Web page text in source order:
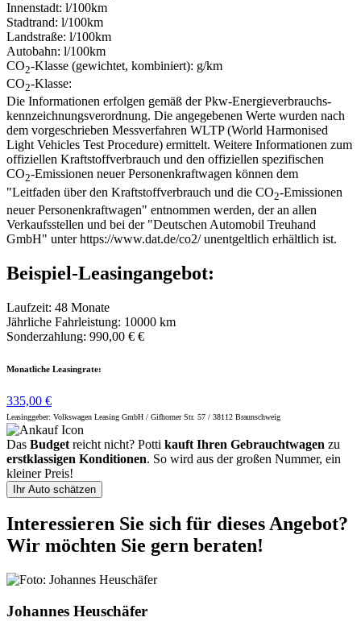
Innenstadt: l/100km
Stadtrand: l/100km
Landstraße: l/100km
Autobahn: l/100km
CO2-Klasse (gewichtet, kombiniert): g/km
CO2-Klasse:
Die Informationen erfolgen gemäß der Pkw-Energie­verbrauchs­
kennzeichnungs­verordnung. Die angegebenen Werte wurden nach
dem vorgeschrieben Messverfahren WLTP (World Harmonised
Light Vehicles Test Procedure) ermittelt. Weitere Informationen zum
offiziellen Kraftstoffverbrauch und den offiziellen spezifischen
CO2-Emissionen neuer Personenkraftwagen können dem
"Leitfaden über den Kraftstoffverbrauch und die CO2-Emissionen
neuer Personenkraftwagen" entnommen werden, der an allen
Verkaufsstellen und bei der "Deutschen Automobil Treuhand
GmbH" unter https://www.dat.de/co2/ unentgeltlich erhältlich ist.
Beispiel-Leasingangebot:
Laufzeit: 48 Monate
Jährliche Fahrleistung: 10000 km
Sonderzahlung: 990,00 € €
Monatliche Leasingrate:
335,00 €
Leasinggeber: Volkswagen Leasing GmbH / Gifhorner Str. 57 / 38112 Braunschweig
Das Budget reicht nicht? Potti kauft Ihren Gebrauchtwagen zu
erstklassigen Konditionen. So wird aus der großen Nummer, ein
kleiner Preis!
Ihr Auto schätzen
Interessieren Sie sich für dieses Angebot?
Wir möchten Sie gern beraten!
Johannes Heuschäfer